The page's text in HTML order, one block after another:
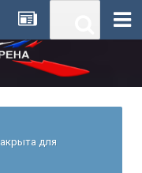
для